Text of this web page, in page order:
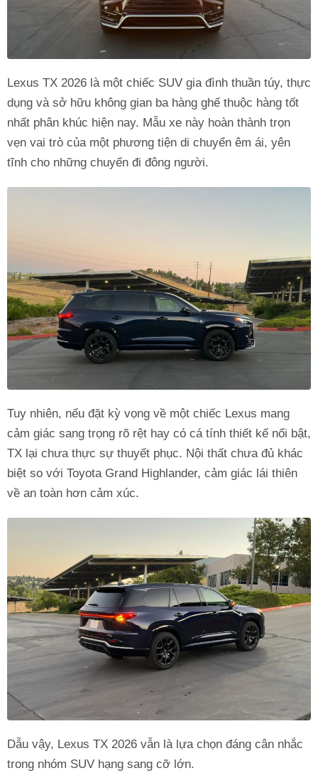
Lexus TX 2026 là một chiếc SUV gia đình thuần túy, thực
dụng và sở hữu không gian ba hàng ghế thuộc hàng tốt
nhất phân khúc hiện nay. Mẫu xe này hoàn thành trọn
vẹn vai trò của một phương tiện di chuyển êm ái, yên
tĩnh cho những chuyến đi đông người.
Tuy nhiên, nếu đặt kỳ vọng về một chiếc Lexus mang
cảm giác sang trọng rõ rệt hay có cá tính thiết kế nổi bật,
TX lại chưa thực sự thuyết phục. Nội thất chưa đủ khác
biệt so với Toyota Grand Highlander, cảm giác lái thiên
về an toàn hơn cảm xúc.
Dẫu vậy, Lexus TX 2026 vẫn là lựa chọn đáng cân nhắc
trong nhóm SUV hạng sang cỡ lớn.